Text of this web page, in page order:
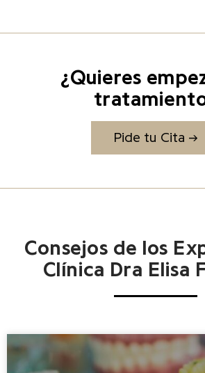
¿Quieres
Pide tu Cita →
Consejos de los
Clínica Dra Elisa